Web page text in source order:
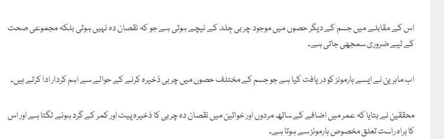
اس کے مقابلے میں جسم کے دیگر حصوں میں موجود چربی جِلد کے نیچے ہوتی ہے جو کہ نقصان دہ نہیں ہوتی بلکہ مجموعی صحت
کے لیے ضروری سمجھی جاتی ہے۔
اب ماہرین نے ایسے ہارمونز کو دریافت کیا ہے جو جسم کے مختلف حصوں میں چربی ذخیرہ کرنے کے حوالے سے اہم کردار ادا کرتے ہیں۔
محققین نے بتایا کہ عمر میں اضافے کے ساتھ مردوں اور خواتین میں نقصان دہ چربی کا ذخیرہ پیٹ اور کمر کے گرد ہونے لگتا ہے اور اس
کا براہ راست تعلق مخصوص ہارمونز سے ہوتا ہے۔